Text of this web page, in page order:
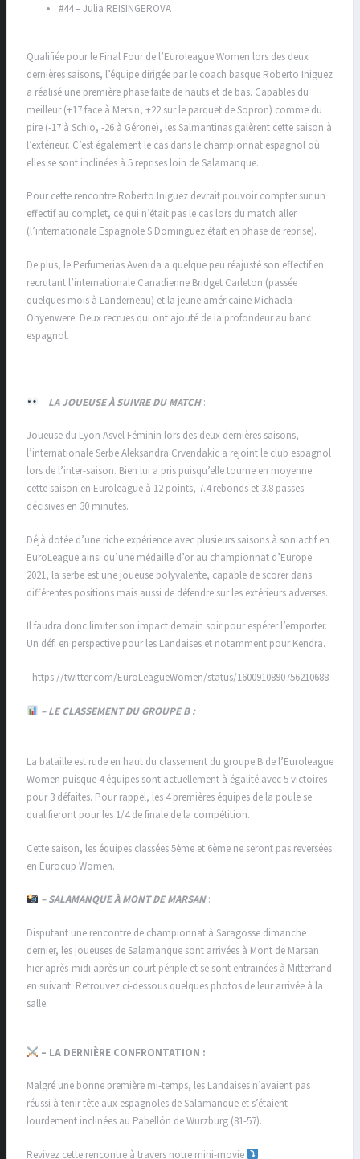
#44 – Julia REISINGEROVA
Qualifiée pour le Final Four de l’Euroleague Women lors des deux
dernières saisons, l’équipe dirigée par le coach basque Roberto Iniguez
a réalisé une première phase faite de hauts et de bas. Capables du
meilleur (+17 face à Mersin, +22 sur le parquet de Sopron) comme du
pire (-17 à Schio, -26 à Gérone), les Salmantinas galèrent cette saison à
l’extérieur. C’est également le cas dans le championnat espagnol où
elles se sont inclinées à 5 reprises loin de Salamanque.
Pour cette rencontre Roberto Iniguez devrait pouvoir compter sur un
effectif au complet, ce qui n’était pas le cas lors du match aller
(l’internationale Espagnole S.Dominguez était en phase de reprise).
De plus, le Perfumerias Avenida a quelque peu réajusté son effectif en
recrutant l’internationale Canadienne Bridget Carleton (passée
quelques mois à Landerneau) et la jeune américaine Michaela
Onyenwere. Deux recrues qui ont ajouté de la profondeur au banc
espagnol.
– LA JOUEUSE À SUIVRE DU MATCH:
Joueuse du Lyon Asvel Féminin lors des deux dernières saisons,
l’internationale Serbe Aleksandra Crvendakic a rejoint le club espagnol
lors de l’inter-saison. Bien lui a pris puisqu’elle tourne en moyenne
cette saison en Euroleague à 12 points, 7.4 rebonds et 3.8 passes
décisives en 30 minutes.
Déjà dotée d’une riche expérience avec plusieurs saisons à son actif en
EuroLeague ainsi qu’une médaille d’or au championnat d’Europe
2021, la serbe est une joueuse polyvalente, capable de scorer dans
différentes positions mais aussi de défendre sur les extérieurs adverses.
Il faudra donc limiter son impact demain soir pour espérer l’emporter.
Un défi en perspective pour les Landaises et notamment pour Kendra.
https://twitter.com/EuroLeagueWomen/status/1600910890756210688
– LE CLASSEMENT DU GROUPE B :
La bataille est rude en haut du classement du groupe B de l’Euroleague
Women puisque 4 équipes sont actuellement à égalité avec 5 victoires
pour 3 défaites. Pour rappel, les 4 premières équipes de la poule se
qualifieront pour les 1/4 de finale de la compétition.
Cette saison, les équipes classées 5ème et 6ème ne seront pas reversées
en Eurocup Women.
– SALAMANQUE À MONT DE MARSAN:
Disputant une rencontre de championnat à Saragosse dimanche
dernier, les joueuses de Salamanque sont arrivées à Mont de Marsan
hier après-midi après un court périple et se sont entrainées à Mitterrand
en suivant. Retrouvez ci-dessous quelques photos de leur arrivée à la
salle.
– LA DERNIÈRE CONFRONTATION :
Malgré une bonne première mi-temps, les Landaises n’avaient pas
réussi à tenir tête aux espagnoles de Salamanque et s’étaient
lourdement inclinées au Pabellón de Wurzburg (81-57).
Revivez cette rencontre à travers notre mini-movie